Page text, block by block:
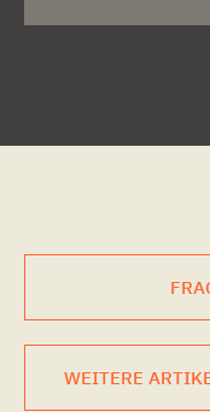
WEITERE